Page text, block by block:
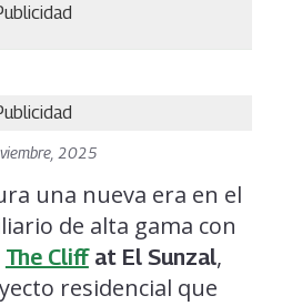
2025
una nueva era en el
de alta gama con
The Cliffat El Sunzal,
residencial que